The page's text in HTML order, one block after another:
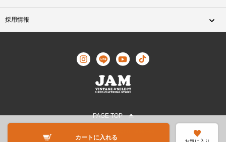
カートに入れる
採用情報
PAGE TOP